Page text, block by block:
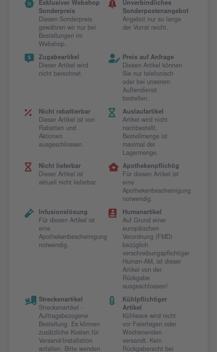
Exklusiver Webshop
Sonderpreis
Diesen Sonderpreis
gewähren wir nur bei
Bestellungen im
Webshop.
Unverbindliches
Sonderpostenangebot
Angebot nur so lange
der Vorrat reicht.
Zugabeartikel
Dieser Artikel wird
nicht berechnet.
Preis auf Anfrage
Diesen Artikel können
Sie nur telefonisch
oder bei unserem
Außendienst
bestellen.
Nicht rabattierbar
Dieser Artikel ist von
Rabatten und
Aktionen
ausgeschlossen.
Auslaufartikel
Artikel wird nicht
nachbestellt.
Bestellmenge ist
maximal der
Lagermenge.
Nicht lieferbar
Dieser Artikel ist
aktuell nicht lieferbar.
Apothekenpflichtig
Für diesen Artikel ist
eine
Apothekenbescheinigung
notwendig.
Infusionslösung
Für diesen Artikel ist
eine
Apothekenbescheinigung
notwendig.
Humanartikel
Auf Grund einer
europäischen
Verordnung (FMD)
bezüglich
verschreibungspflichtiger
Human-AM, ist dieser
Artikel von der
Rückgabe
ausgeschlossen!
Streckenartikel
Streckenartikel -
Auftragsbezogene
Bestellung. Es können
zusätzliche Kosten für
Versand/Installation
anfallen. Bitte wenden
Kühlpflichtiger
Artikel
Kühlware wird nicht
vor Feiertagen oder
Wochenenden
versandt. Kein
Rückgaberecht bei